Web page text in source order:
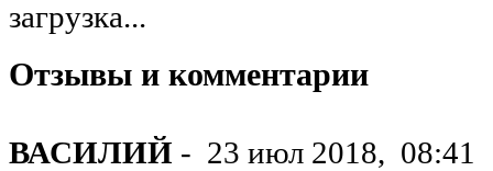
загрузка...
Отзывы и комментарии
ВАСИЛИЙ - 23 июл 2018, 08:41